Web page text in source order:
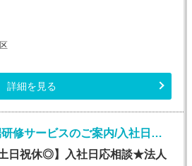
詳細を見る
オフィス事務(最先端研修サービスのご案内/入社日応相談～/平日のみ)
土日祝休◎】入社日応相談★法人